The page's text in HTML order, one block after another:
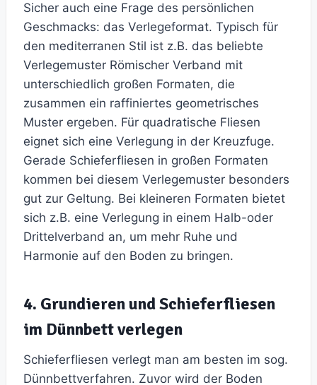
Sicher auch eine Frage des persönlichen
Geschmacks: das Verlegeformat. Typisch für
den mediterranen Stil ist z.B. das beliebte
Verlegemuster Römischer Verband mit
unterschiedlich großen Formaten, die
zusammen ein raffiniertes geometrisches
Muster ergeben. Für quadratische Fliesen
eignet sich eine Verlegung in der Kreuzfuge.
Gerade Schieferfliesen in großen Formaten
kommen bei diesem Verlegemuster besonders
gut zur Geltung. Bei kleineren Formaten bietet
sich z.B. eine Verlegung in einem Halb-oder
Drittelverband an, um mehr Ruhe und
Harmonie auf den Boden zu bringen.
4. Grundieren und Schieferfliesen
im Dünnbett verlegen
Schieferfliesen verlegt man am besten im sog.
Dünnbettverfahren. Zuvor wird der Boden